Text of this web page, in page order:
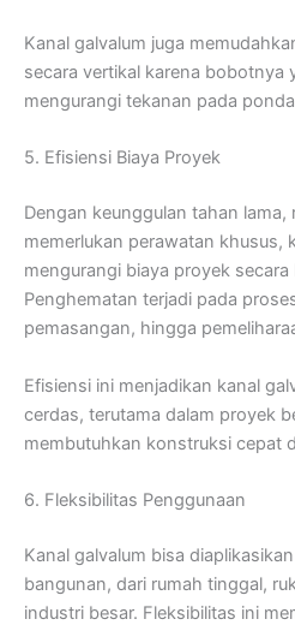
Kanal galvalum juga
secara vertikal karena bobotnya
mengurangi tekanan pada
5. Efisiensi Biaya Proyek
Dengan keunggulan tahan
memerlukan perawatan khusus,
mengurangi biaya proyek secara
Penghematan terjadi pada
pemasangan, hingga
Efisiensi ini menjadikan kanal
cerdas, terutama dalam proyek
membutuhkan konstruksi cepat
6. Fleksibilitas Penggunaan
Kanal galvalum bisa
bangunan, dari rumah tinggal,
industri besar. Fleksibilitas ini